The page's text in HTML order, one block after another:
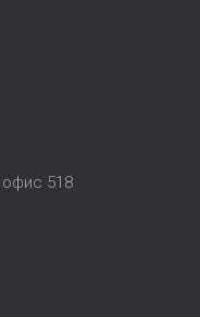
518